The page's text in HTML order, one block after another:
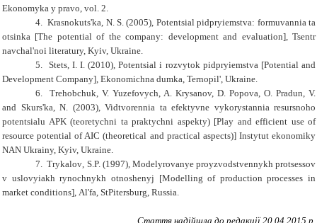
Ekonomyka y pravo , vol. 2.
4. Krasnokuts'ka N. S.(2005), Potentsial pidpryiemstva: formuvannia ta
otsinka [The potential of the company: development and evaluation], Tsentr
navchal'noi literatury, Kyiv, Ukraine
5. Stets, I. I.(2010),Potentsial i rozvytok pidpryiemstva [Potential and
Development Company], Ekonomichna dumka, Ternopil' , Ukraine
6. Trehobchuk V. Yuzefovych, A. Krysanov, D. Popova, O. Pradun, V.
and Skurs'ka N. (2003), Vidtvorennia ta efektyvne vykorystannia resursnoho
potentsialu APK (teoretychni ta praktychni aspekty) [Play and efficient use of
resource potential of AIC (theoretical and practical aspects)]Instytut ekonomiky
NAN Ukrainy, Kyiv, Ukraine
7. Trykalov S.P. (1997), Modelyrovanye proyzvodstvennykh protsessov
v uslovyiakh rynochnykh otnoshenyj [Modelling of production processes in
market conditions] Al'fa, StPitersburg, Russia.
Стаття надійшла до редакції 20 .04.2015 р.